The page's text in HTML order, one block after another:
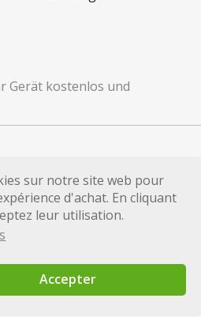
sur notre site web pour
d'achat. En cliquant
leur utilisation.
Accepter
SA. Proudly Made in
et références de produits
internet sont uniquement
déposées de leurs
respectifs.